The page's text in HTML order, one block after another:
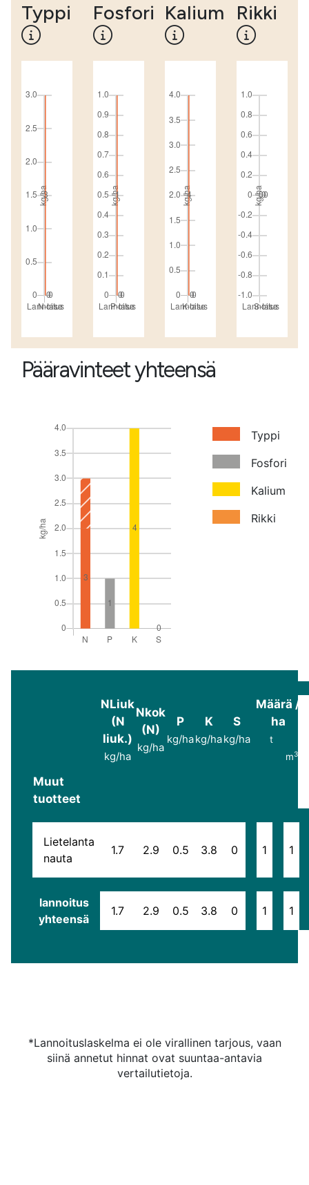
Typpi Fosfori Kalium Rikki
Pääravinteet yhteensä
Typpi
Fosfori
Kalium
Rikki
NLiuk
(N
liuk.)
kg/ha
Nkok
(N)
kg/ha
P
kg/ha
K
kg/ha
S
kg/ha
Määrä /
ha
t
m3
Muut
tuotteet
Lietelanta
nauta
1.7 2.9 0.5 3.8 0 1 1
lannoitus
yhteensä
1.7 2.9 0.5 3.8 0 1 1
*Lannoituslaskelma ei ole virallinen tarjous, vaan
siinä annetut hinnat ovat suuntaa-antavia
vertailutietoja.